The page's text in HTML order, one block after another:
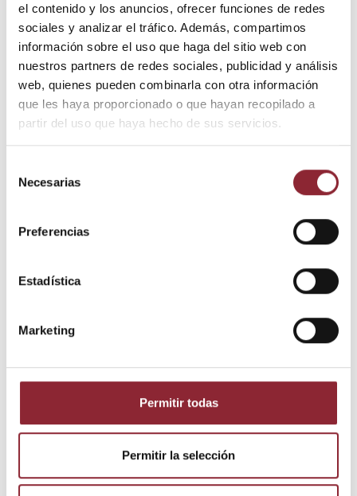
el contenido y los anuncios, ofrecer funciones de redes
sociales y analizar el tráfico. Además, compartimos
información sobre el uso que haga del sitio web con
nuestros partners de redes sociales, publicidad y análisis
web, quienes pueden combinarla con otra información
que les haya proporcionado o que hayan recopilado a
partir del uso que haya hecho de sus servicios.
Necesarias
Preferencias
Estadística
Marketing
Permitir todas
Permitir la selección
Envío gratis +60€
Pago seguro
Entrega 24/72h
DESCUBRE NUESTRA TIENDA FÍSICA
Los clientes que adquirieron este